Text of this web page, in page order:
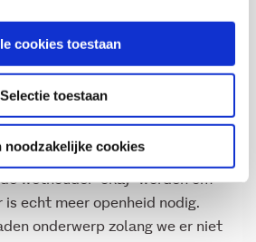
cookies toestaan
Selectie toestaan
noodzakelijke cookies
aandacht voor dit onderwerp
of moeder ergens met je
Het is niet eng of gevaarlijk,
wethouder ‘okay’ worden om
is echt meer openheid nodig.
onderwerp zolang we er niet